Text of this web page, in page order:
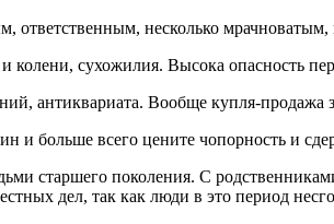
ответственным, несколько
колени, сухожилия. Высока опасность
антиквариата. Вообще купля-продажа
и больше всего цените чопорность и
старшего поколения. С
дел, так как люди в это период